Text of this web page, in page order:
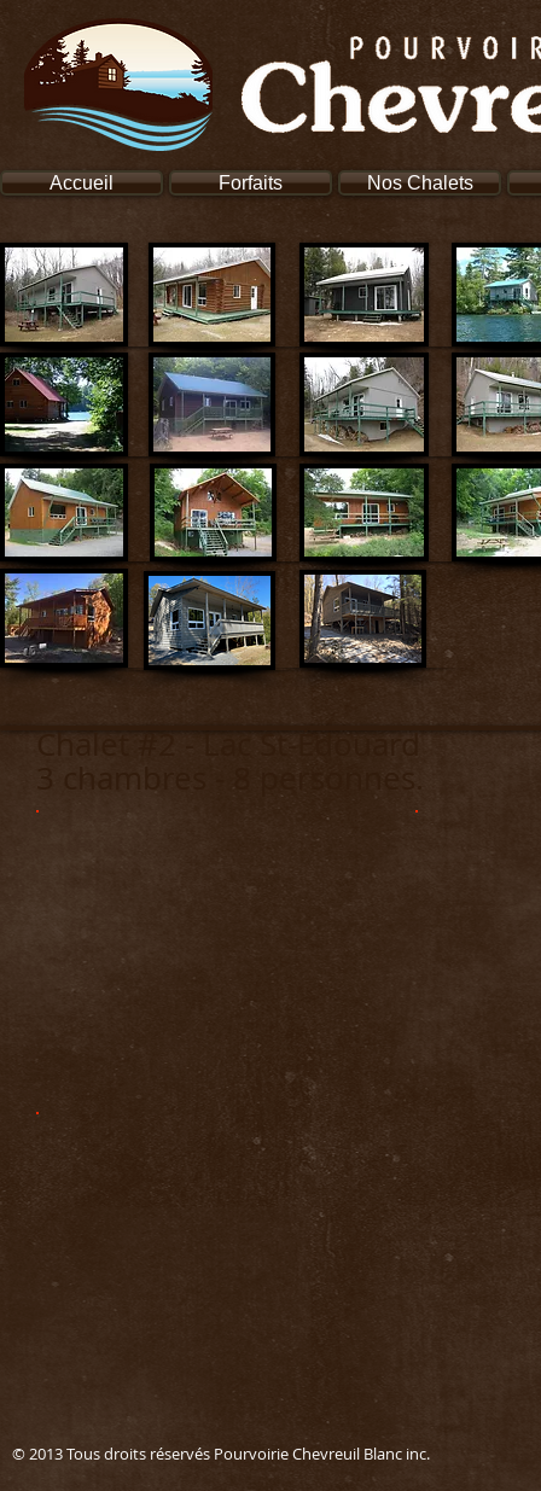
Accueil Forfaits Nos Chalets
Chalet #2 - Lac St-
3 chambres - 8 personnes.
© 2013 Tous droits réservés Pourvoirie Chevreuil Blanc